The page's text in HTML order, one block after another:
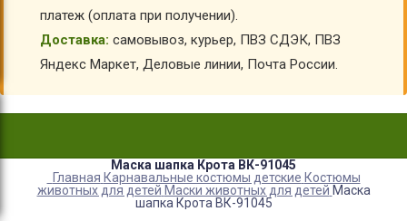
платеж (оплата при получении).
Доставка: самовывоз, курьер, ПВЗ СДЭК, ПВЗ
Яндекс Маркет, Деловые линии, Почта России.
Маска шапка Крота ВК-91045
Главная Карнавальные костюмы детские Костюмы
животных для детей Маски животных для детей Маска
шапка Крота ВК-91045